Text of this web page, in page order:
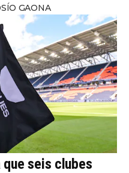
GAONA
seis clubes